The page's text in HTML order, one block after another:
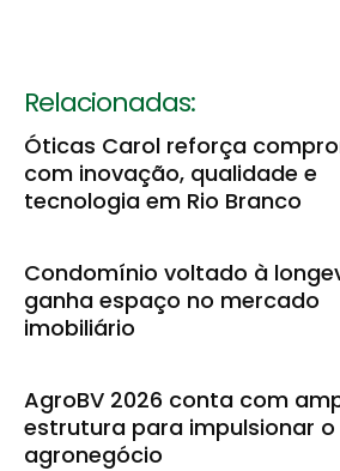
Relacionadas:
Óticas Carol reforça
com inovação, qualidade e
tecnologia em Rio Branco
Condomínio voltado à
ganha espaço no mercado
imobiliário
AgroBV 2026 conta com
estrutura para impulsionar o
agronegócio